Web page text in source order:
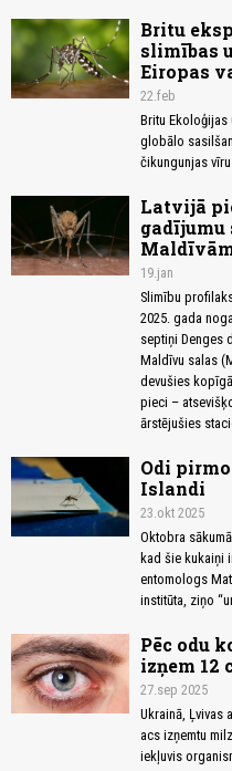
Britu
slimības
Eiropas
22.feb
Britu Ekoloģijas
globālo
čikungunjas
Latvijā
gadījumu
19.jan
Slimību
2025. gada
septiņi Denges
Maldīvu salas
devušies
pieci –
ārstējušies
Odi
Islandi
23.okt 2025
Oktobra
kad šie kukaiņi
entomologs
institūta, ziņo
Pēc odu
izņem 12
27.sep 2025
Ukrainā, Ļvivas
acs izņemtu
iekļuvis